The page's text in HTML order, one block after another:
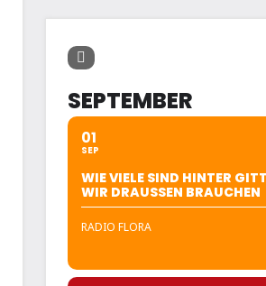
SEPTEMBER
01
SEP
WIE VIELE SIND HINTER
WIR DRAUSSEN BRAUCHEN
RADIO FLORA